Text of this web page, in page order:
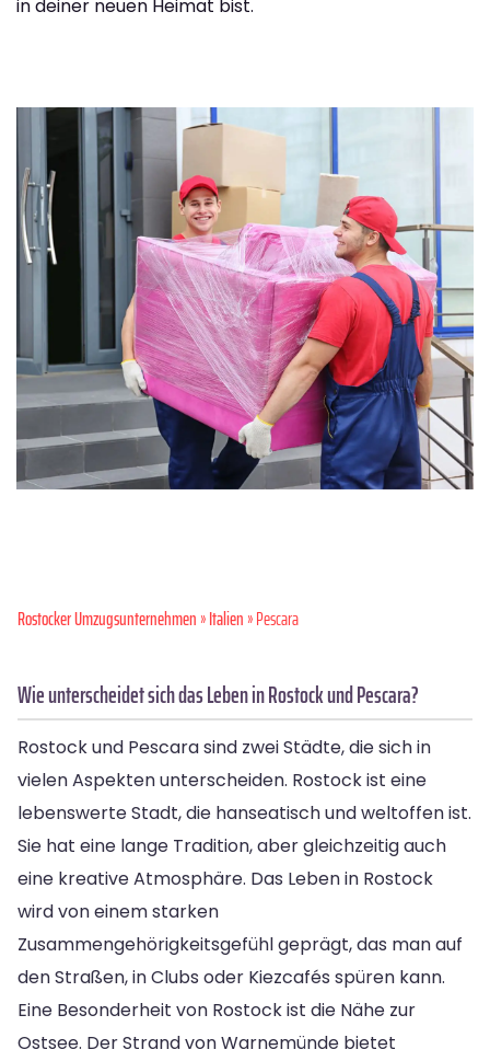
in deiner neuen Heimat bist.
Rostocker Umzugsunternehmen»Italien» Pescara
Wie unterscheidet sich das Leben in Rostock und Pescara?
Rostock und Pescara sind zwei Städte, die sich in
vielen Aspekten unterscheiden. Rostock ist eine
lebenswerte Stadt, die hanseatisch und weltoffen ist.
Sie hat eine lange Tradition, aber gleichzeitig auch
eine kreative Atmosphäre. Das Leben in Rostock
wird von einem starken
Zusammengehörigkeitsgefühl geprägt, das man auf
den Straßen, in Clubs oder Kiezcafés spüren kann.
Eine Besonderheit von Rostock ist die Nähe zur
Ostsee. Der Strand von Warnemünde bietet